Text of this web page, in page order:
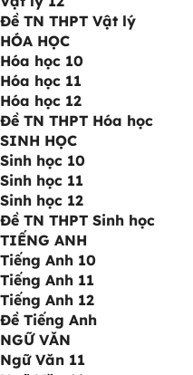
Đề TN THPT Vật lý
HÓA HỌC
Hóa học 10
Hóa học 11
Hóa học 12
Đề TN THPT Hóa học
SINH HỌC
Sinh học 10
Sinh học 11
Sinh học 12
Đề TN THPT Sinh học
TIẾNG ANH
Tiếng Anh 10
Tiếng Anh 11
Tiếng Anh 12
Đề Tiếng Anh
NGỮ VĂN
Ngữ Văn 11